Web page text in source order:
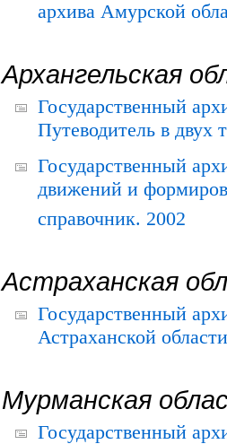
архива Амурской
Архангельская
Государственный
Путеводитель в двух
Государственный
движений и
справочник. 2002
Астраханская
Государственный
Астраханской
Мурманская
Государственный